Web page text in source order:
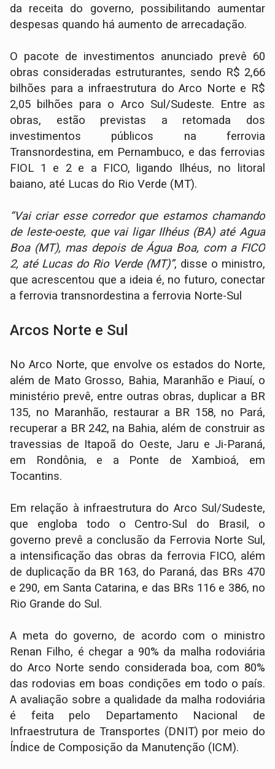
da receita do governo, possibilitando aumentar
despesas quando há aumento de arrecadação.
O pacote de investimentos anunciado prevê 60
obras consideradas estruturantes, sendo R$ 2,66
bilhões para a infraestrutura do Arco Norte e R$
2,05 bilhões para o Arco Sul/Sudeste. Entre as
obras, estão previstas a retomada dos
investimentos públicos na ferrovia
Transnordestina, em Pernambuco, e das ferrovias
FIOL 1 e 2 e a FICO, ligando Ilhéus, no litoral
baiano, até Lucas do Rio Verde (MT).
“Vai criar esse corredor que estamos chamando
de leste-oeste, que vai ligar Ilhéus (BA) até Agua
Boa (MT), mas depois de Água Boa, com a FICO
2, até Lucas do Rio Verde (MT)”, disse o ministro,
que acrescentou que a ideia é, no futuro, conectar
a ferrovia transnordestina a ferrovia Norte-Sul
Arcos Norte e Sul
No Arco Norte, que envolve os estados do Norte,
além de Mato Grosso, Bahia, Maranhão e Piauí, o
ministério prevê, entre outras obras, duplicar a BR
135, no Maranhão, restaurar a BR 158, no Pará,
recuperar a BR 242, na Bahia, além de construir as
travessias de Itapoã do Oeste, Jaru e Ji-Paraná,
em Rondônia, e a Ponte de Xambioá, em
Tocantins.
Em relação à infraestrutura do Arco Sul/Sudeste,
que engloba todo o Centro-Sul do Brasil, o
governo prevê a conclusão da Ferrovia Norte Sul,
a intensificação das obras da ferrovia FICO, além
de duplicação da BR 163, do Paraná, das BRs 470
e 290, em Santa Catarina, e das BRs 116 e 386, no
Rio Grande do Sul.
A meta do governo, de acordo com o ministro
Renan Filho, é chegar a 90% da malha rodoviária
do Arco Norte sendo considerada boa, com 80%
das rodovias em boas condições em todo o país.
A avaliação sobre a qualidade da malha rodoviária
é feita pelo Departamento Nacional de
Infraestrutura de Transportes (DNIT) por meio do
Índice de Composição da Manutenção (ICM).